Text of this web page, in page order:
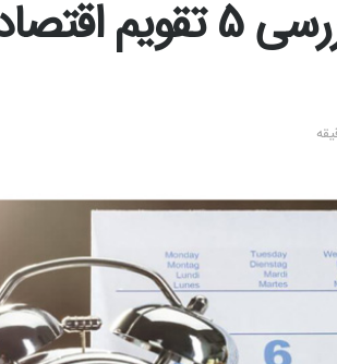
تقویم اقتصادی چیست؟ | بررسی 5